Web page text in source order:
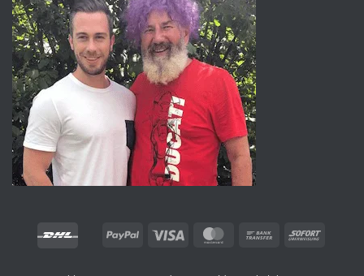
PayPal Visa MasterCardBank
Sofort